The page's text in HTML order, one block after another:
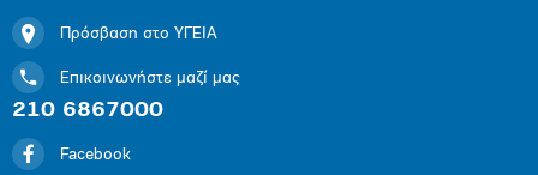
Πρόσβαση στο ΥΓΕΙΑ
Επικοινωνήστε μαζί μας
210 6867000
Facebook